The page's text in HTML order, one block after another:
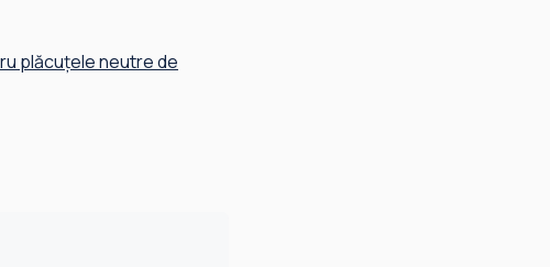
plăcuțele neutre de